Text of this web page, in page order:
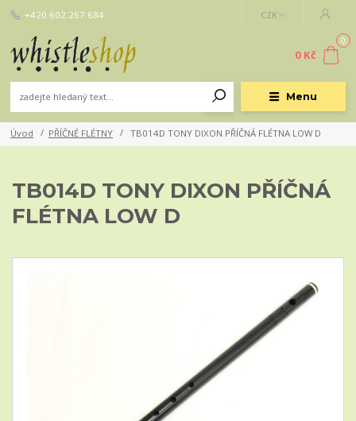
Menu
CZK
+420 602 267 684
0
0 Kč
Úvod PŘÍČNÉ FLÉTNY TB014D TONY DIXON PŘÍČNÁ FLÉTNA LOW D
TB014D TONY DIXON PŘÍČNÁ
FLÉTNA LOW D